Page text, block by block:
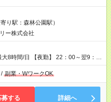
採用時と異なる部分があります。 雇
す。 給与：時給 1,580円以上
り駅：森林公園駅）
ー株式会社
8時間/日 【夜勤】 22：00～翌9：
ら翌9時 など ※上記の時間
じ曜日での勤務となります）
/ 副業・WワークOK
募する 詳細へ